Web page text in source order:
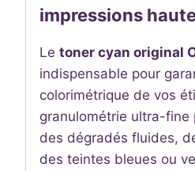
impressions
Le toner cyan original
indispensable pour
colorimétrique de vos
granulométrie ultra-fine
des dégradés fluides,
des teintes bleues ou